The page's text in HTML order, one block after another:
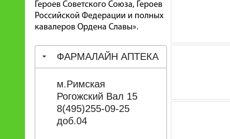
Героев Советского Союза, Героев
Российской Федерации и полных
кавалеров Ордена Славы».
ФАРМАЛАЙН АПТЕКА
м.Римская
Рогожский Вал 15
8(495)255-09-25
доб.04